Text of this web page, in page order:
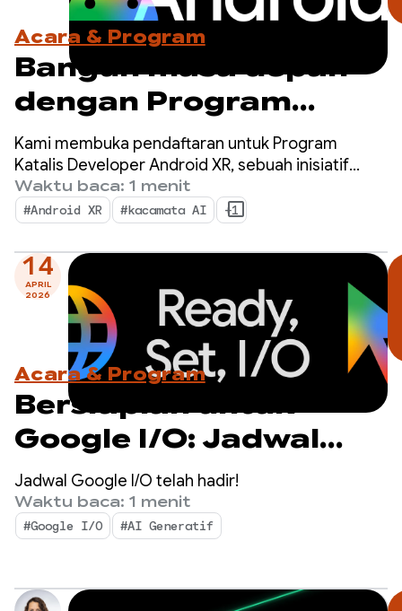
Acara & Program
Bangun masa depan
dengan Program
Katalis Developer
Android XR — Daftar
sekarang!
Kami membuka pendaftaran untuk Program
Katalis Developer Android XR, sebuah inisiatif
khusus untuk mempercepat pengembangan
aplikasi Android XR yang siap diluncurkan dalam
tahun depan.
Waktu baca: 1 menit
#Android XR #kacamata AI +1
14
APRIL
2026
Acara & Program
Bersiaplah untuk
Google I/O: Jadwal
livestream
diumumkan
Jadwal Google I/O telah hadir!
Waktu baca: 1 menit
#Google I/O #AI Generatif